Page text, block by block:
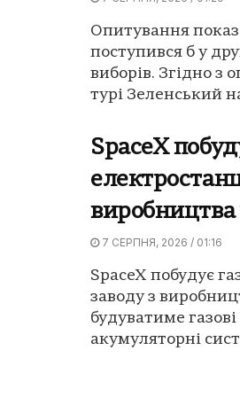
Опитування
поступився б у
виборів. Згідно з
турі Зеленський
SpaceX
виробництва
7 СЕРПНЯ, 2026 / 01:16
SpaceX побудує
заводу з
будуватиме
акумуляторні